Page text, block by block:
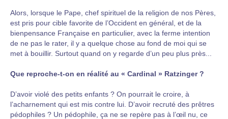
Alors, lorsque le Pape, chef spirituel de la religion de nos Pères,
est pris pour cible favorite de l’Occident en général, et de la
bienpensance Française en particulier, avec la ferme intention
de ne pas le rater, il y a quelque chose au fond de moi qui se
met à bouillir. Surtout quand on y regarde d’un peu plus près...
Que reproche-t-on en réalité au « Cardinal » Ratzinger ?
D’avoir violé des petits enfants ? On pourrait le croire, à
l’acharnement qui est mis contre lui. D’avoir recruté des prêtres
pédophiles ? Un pédophile, ça ne se repère pas à l’œil nu, ce